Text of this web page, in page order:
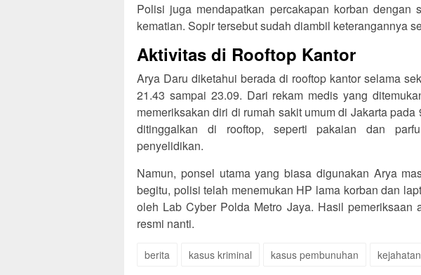
Polisi juga mendapatkan percakapan korban dengan
kematian. Sopir tersebut sudah diambil keterangannya
Aktivitas di Rooftop Kantor
Arya Daru diketahui berada di rooftop kantor selama
21.43 sampai 23.09. Dari rekam medis yang
memeriksakan diri di rumah sakit umum di Jakarta
ditinggalkan di rooftop, seperti pakaian dan
penyelidikan.
Namun, ponsel utama yang biasa digunakan Arya
begitu, polisi telah menemukan HP lama korban dan
oleh Lab Cyber Polda Metro Jaya. Hasil pemeriksaan
resmi nanti.
berita kasus kriminal kasus pembunuhan kejahatan